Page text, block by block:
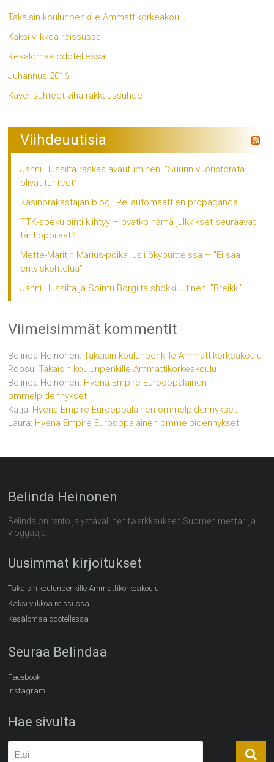
Takaisin koulunpenkille Ammattikorkeakoulu
Kaksi viikkoa reissussa
Kesälomaa odotellessa
Juhannus 2016
Kaverisuhteet viha-rakkaussuhde
Viihdeuutisia
Janni Hussilta raskas avautuminen: ”Suurin vuoristorata
olivat tunteet”
Kasinorakastajan blogi: Peliautomaattien propaganda
TTK-spekulointi kiihtyy – ovatko nämä julkkikset seuraavat
tähtioppilaat?
Mette-Maritin Marius-poika lusii ökypuitteissa – ”Ei saa
erityiskohtelua”
Janni Hussilta ja Sointu Borgilta shokkiuutinen: ”Breikki”
Viimeisimmät kommentit
Belinda Heinonen:Takaisin koulunpenkille Ammattikorkeakoulu
Roosu:Takaisin koulunpenkille Ammattikorkeakoulu
Belinda Heinonen: Hyena Empire Eurooppalainen
ommelpidennykset
Katja: Hyena Empire Eurooppalainen ommelpidennykset
Laura: Hyena Empire Eurooppalainen ommelpidennykset
Belinda Heinonen
Belinda on rento ja ystävällinen twerkkauksen Suomen mestari ja
vloggaaja.
Uusimmat kirjoitukset
Takaisin koulunpenkille Ammattikorkeakoulu
Kaksi viikkoa reissussa
Kesälomaa odotellessa
Seuraa Belindaa
Facebook
Instagram
Hae sivulta